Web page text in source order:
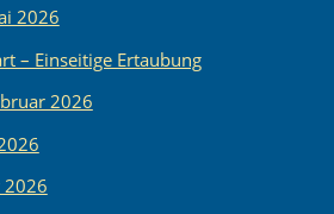
2026
– Einseitige Ertaubung
2026
2026